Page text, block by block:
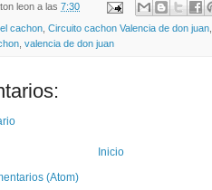
leon a las 7:30
cachon, Circuito cachon Valencia de don juan,
, valencia de don juan
Inicio
(Atom)